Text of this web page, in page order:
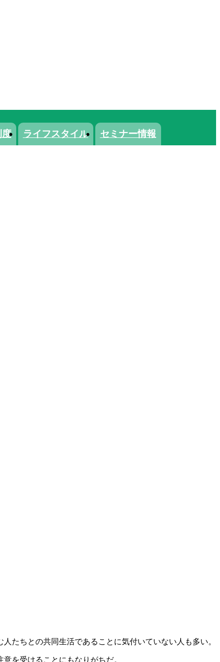
度 ライフスタイル セミナー情報
たちとの共同生活であることに気付いていない人も多い。
を受けることにもなりがちだ。